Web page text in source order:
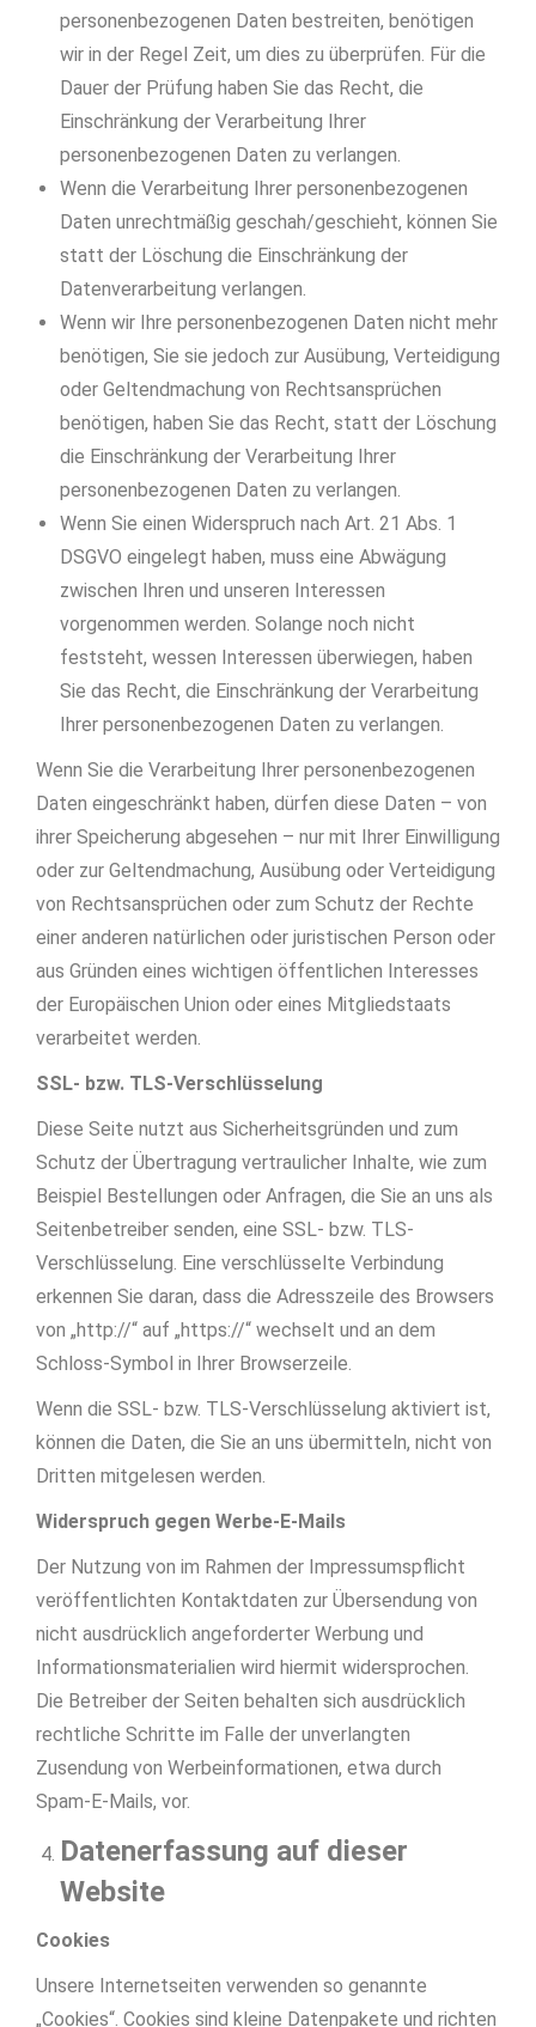
personenbezogenen Daten bestreiten, benötigen
wir in der Regel Zeit, um dies zu überprüfen. Für die
Dauer der Prüfung haben Sie das Recht, die
Einschränkung der Verarbeitung Ihrer
personenbezogenen Daten zu verlangen.
Wenn die Verarbeitung Ihrer personenbezogenen
Daten unrechtmäßig geschah/geschieht, können Sie
statt der Löschung die Einschränkung der
Datenverarbeitung verlangen.
Wenn wir Ihre personenbezogenen Daten nicht mehr
benötigen, Sie sie jedoch zur Ausübung, Verteidigung
oder Geltendmachung von Rechtsansprüchen
benötigen, haben Sie das Recht, statt der Löschung
die Einschränkung der Verarbeitung Ihrer
personenbezogenen Daten zu verlangen.
Wenn Sie einen Widerspruch nach Art. 21 Abs. 1
DSGVO eingelegt haben, muss eine Abwägung
zwischen Ihren und unseren Interessen
vorgenommen werden. Solange noch nicht
feststeht, wessen Interessen überwiegen, haben
Sie das Recht, die Einschränkung der Verarbeitung
Ihrer personenbezogenen Daten zu verlangen.
Wenn Sie die Verarbeitung Ihrer personenbezogenen
Daten eingeschränkt haben, dürfen diese Daten – von
ihrer Speicherung abgesehen – nur mit Ihrer Einwilligung
oder zur Geltendmachung, Ausübung oder Verteidigung
von Rechtsansprüchen oder zum Schutz der Rechte
einer anderen natürlichen oder juristischen Person oder
aus Gründen eines wichtigen öffentlichen Interesses
der Europäischen Union oder eines Mitgliedstaats
verarbeitet werden.
SSL- bzw. TLS-Verschlüsselung
Diese Seite nutzt aus Sicherheitsgründen und zum
Schutz der Übertragung vertraulicher Inhalte, wie zum
Beispiel Bestellungen oder Anfragen, die Sie an uns als
Seitenbetreiber senden, eine SSL- bzw. TLS-
Verschlüsselung. Eine verschlüsselte Verbindung
erkennen Sie daran, dass die Adresszeile des Browsers
von „http://“ auf „https://“ wechselt und an dem
Schloss-Symbol in Ihrer Browserzeile.
Wenn die SSL- bzw. TLS-Verschlüsselung aktiviert ist,
können die Daten, die Sie an uns übermitteln, nicht von
Dritten mitgelesen werden.
Widerspruch gegen Werbe-E-Mails
Der Nutzung von im Rahmen der Impressumspflicht
veröffentlichten Kontaktdaten zur Übersendung von
nicht ausdrücklich angeforderter Werbung und
Informationsmaterialien wird hiermit widersprochen.
Die Betreiber der Seiten behalten sich ausdrücklich
rechtliche Schritte im Falle der unverlangten
Zusendung von Werbeinformationen, etwa durch
Spam-E-Mails, vor.
Datenerfassung auf dieser
Website
Cookies
Unsere Internetseiten verwenden so genannte
„Cookies“. Cookies sind kleine Datenpakete und richten